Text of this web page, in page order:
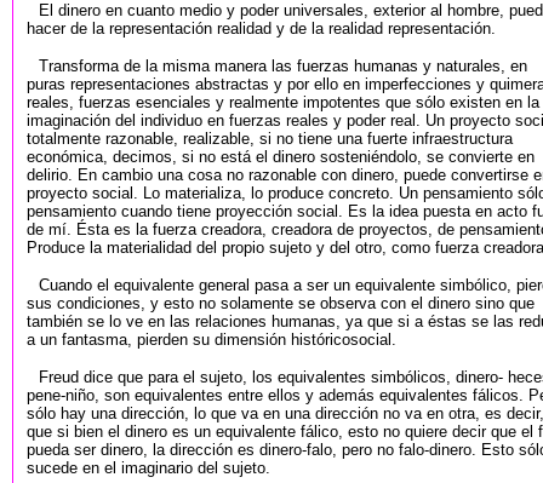
El dinero en cuanto medio y poder universales, exterior al hombre,
hacer de la representación realidad y de la realidad representación.
Transforma de la misma manera las fuerzas humanas y naturales, en
puras representaciones abstractas y por ello en imperfecciones y
reales, fuerzas esenciales y realmente impotentes que sólo existen en la
imaginación del individuo en fuerzas reales y poder real. Un proyecto
totalmente razonable, realizable, si no tiene una fuerte infraestructura
económica, decimos, si no está el dinero sosteniéndolo, se convierte en
delirio. En cambio una cosa no razonable con dinero, puede convertirse
proyecto social. Lo materializa, lo produce concreto. Un pensamiento
pensamiento cuando tiene proyección social. Es la idea puesta en acto
de mí. Ésta es la fuerza creadora, creadora de proyectos, de
Produce la materialidad del propio sujeto y del otro, como fuerza
Cuando el equivalente general pasa a ser un equivalente simbólico,
sus condiciones, y esto no solamente se observa con el dinero sino que
también se lo ve en las relaciones humanas, ya que si a éstas se las
a un fantasma, pierden su dimensión históricosocial.
Freud dice que para el sujeto, los equivalentes simbólicos, dinero-
pene-niño, son equivalentes entre ellos y además equivalentes fálicos.
sólo hay una dirección, lo que va en una dirección no va en otra, es decir,
que si bien el dinero es un equivalente fálico, esto no quiere decir que el
pueda ser dinero, la dirección es dinero-falo, pero no falo-dinero. Esto
sucede en el imaginario del sujeto.